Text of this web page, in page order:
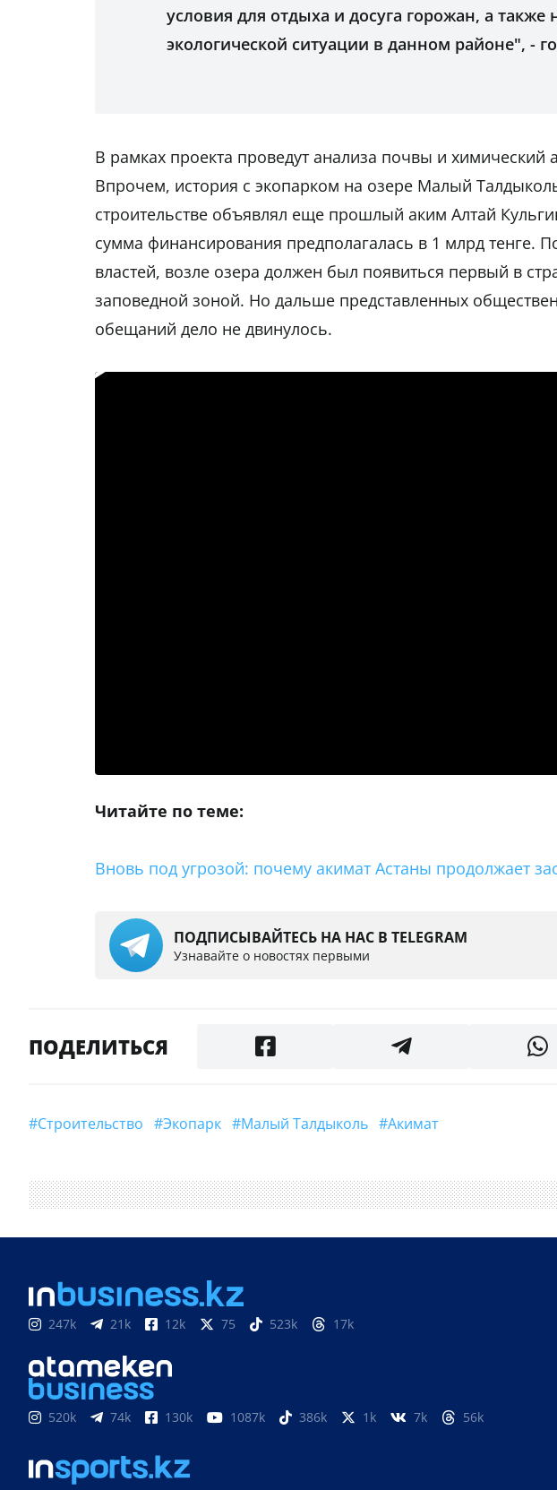
условия для отдыха и досуга горожан, а
экологической ситуации в данном районе", -
В рамках проекта проведут анализа почвы и химический
Впрочем, история с экопарком на озере Малый
строительстве объявлял еще прошлый аким Алтай
сумма финансирования предполагалась в 1 млрд тенге.
властей, возле озера должен был появиться первый в
заповедной зоной. Но дальше представленных
обещаний дело не двинулось.
Читайте по теме:
Вновь под угрозой: почему акимат Астаны продолжает
ПОДПИСЫВАЙТЕСЬ НА НАС В TELEGRAM
Узнавайте о новостях первыми
ПОДЕЛИТЬСЯ
#строительство #Экопарк #Малый Талдыколь #акимат
247k 21k 12k 75 523k 17k
520k 74k 130k 1087k 386k 1k 7k 56k